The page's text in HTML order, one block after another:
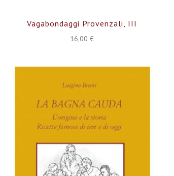
Vagabondaggi Provenzali, III
16,00 €